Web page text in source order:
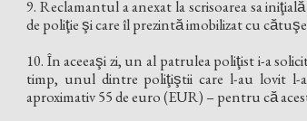
9. Reclamantul a anexat la scrisoarea sa
de poliţie şi care îl prezintă imobilizat cu
10. În aceeaşi zi, un al patrulea poliţist i-a
timp, unul dintre poliţiştii care l-au lovit l-
aproximativ 55 de euro (EUR) – pentru că